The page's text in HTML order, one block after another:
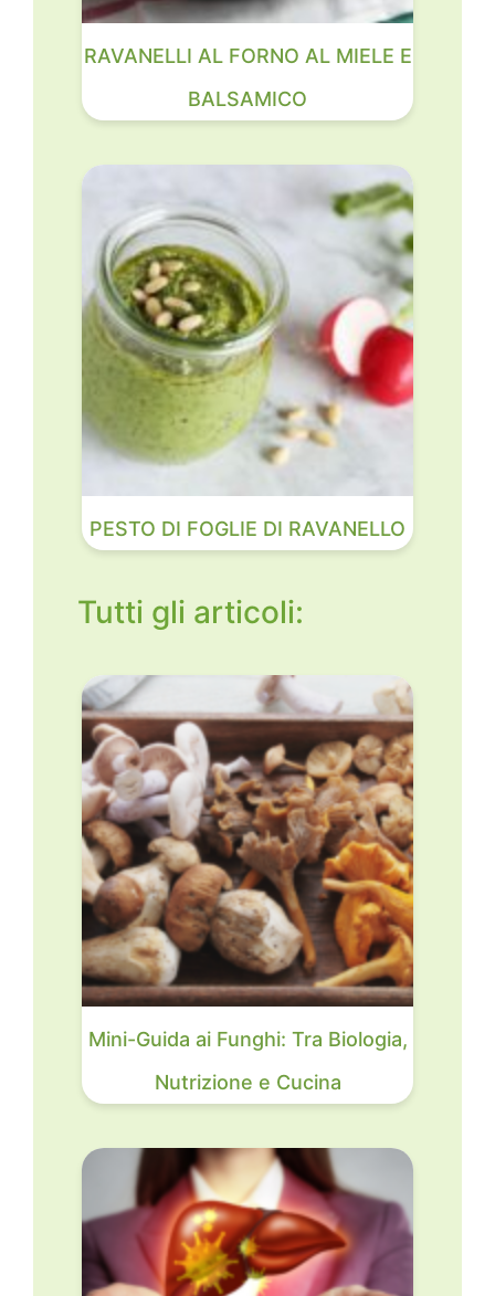
RAVANELLI AL FORNO AL MIELE E
BALSAMICO
PESTO DI FOGLIE DI RAVANELLO
Tutti gli articoli:
Mini-Guida ai Funghi: Tra Biologia,
Nutrizione e Cucina